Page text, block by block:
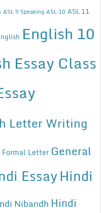
ASL 9 Speaking ASL 10 ASL 11
English 10
Essay Class
Letter Writing
Formal Letter General
EssayHindi
Nibandh Hindi